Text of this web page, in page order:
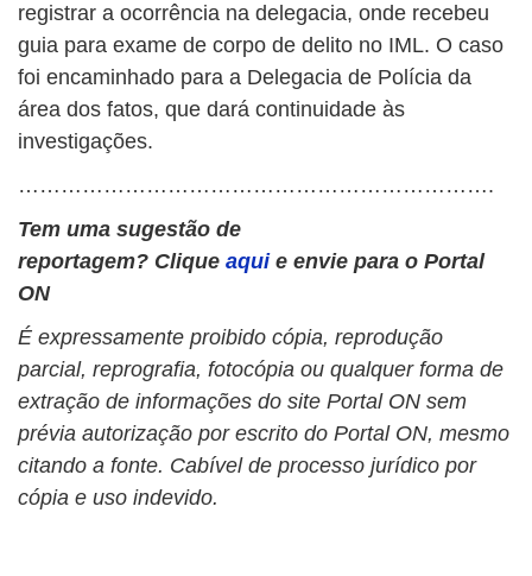
registrar a ocorrência na delegacia, onde recebeu
guia para exame de corpo de delito no IML. O caso
foi encaminhado para a Delegacia de Polícia da
área dos fatos, que dará continuidade às
investigações.
………………………………………………………….
Tem uma sugestão de
reportagem? Clique aqui e envie para o Portal
ON
É expressamente proibido cópia, reprodução
parcial, reprografia, fotocópia ou qualquer forma de
extração de informações do site Portal ON sem
prévia autorização por escrito do Portal ON, mesmo
citando a fonte. Cabível de processo jurídico por
cópia e uso indevido.